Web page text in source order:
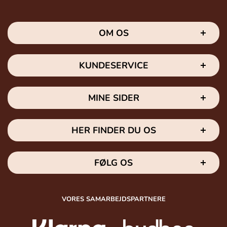
OM OS
KUNDESERVICE
MINE SIDER
HER FINDER DU OS
FØLG OS
VORES SAMARBEJDSPARTNERE